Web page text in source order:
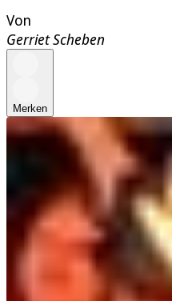
Von
Gerriet Scheben
Merken